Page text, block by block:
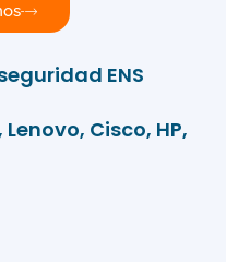
ENS
Cisco, HP,